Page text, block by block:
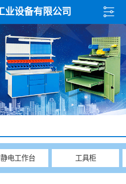
业设备有限公司
电工作台 工具柜